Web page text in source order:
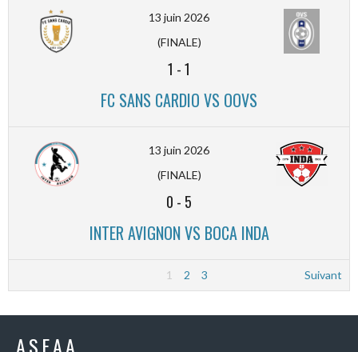
13 juin 2026
(FINALE)
1 -1
FC SANS CARDIO VS OOVS
13 juin 2026
(FINALE)
0 - 5
INTER AVIGNON VS BOCA INDA
1 2 3 Suivant
A.S.E.A.A.